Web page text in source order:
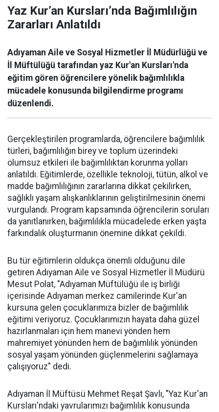
Yaz Kur’an Kursları’nda Bağımlılığın
Zararları Anlatıldı
Adıyaman Aile ve Sosyal Hizmetler İl Müdürlüğü ve
İl Müftülüğü tarafından yaz Kur'an Kursları'nda
eğitim gören öğrencilere yönelik bağımlılıkla
mücadele konusunda bilgilendirme programı
düzenlendi.
Gerçekleştirilen programlarda, öğrencilere bağımlılık
türleri, bağımlılığın birey ve toplum üzerindeki
olumsuz etkileri ile bağımlılıktan korunma yolları
anlatıldı. Eğitimlerde, özellikle teknoloji, tütün, alkol ve
madde bağımlılığının zararlarına dikkat çekilirken,
sağlıklı yaşam alışkanlıklarının geliştirilmesinin önemi
vurgulandı. Program kapsamında öğrencilerin soruları
da yanıtlanırken, bağımlılıkla mücadelede erken yaşta
farkındalık oluşturmanın önemine dikkat çekildi.
Bu tür eğitimlerin oldukça önemli olduğunu dile
getiren Adıyaman Aile ve Sosyal Hizmetler İl Müdürü
Mesut Polat, "Adıyaman Müftülüğü ile iş birliği
içerisinde Adıyaman merkez camilerinde Kur'an
kursuna gelen çocuklarımıza bizler de bağımlılık
eğitimi veriyoruz. Çocuklarımızın hayata daha güzel
hazırlanmaları için hem manevi yönden hem
mahremiyet yönünden hem de bağımlılık yönünden
sosyal yaşam yönünden güçlenmelerini sağlamaya
çalışıyoruz" dedi.
Adıyaman İl Müftüsü Mehmet Reşat Şavlı, "Yaz Kur'an
Kursları'ndaki yavrularımızı bağımlılık konusunda